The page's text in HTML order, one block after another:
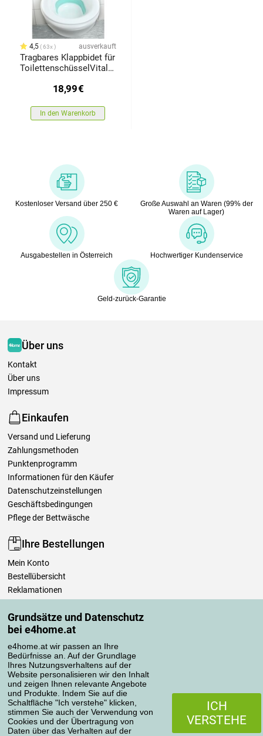
Grundsätze und Datenschutz
bei e4home.at
e4home.at wir passen an Ihre
Bedürfnisse an. Auf der Grundlage
Ihres Nutzungsverhaltens auf der
Website personalisieren wir den Inhalt
und zeigen Ihnen relevante Angebote
und Produkte. Indem Sie auf die
Schaltfläche "Ich verstehe" klicken,
stimmen Sie auch der Verwendung von
Cookies und der Übertragung von
Daten über das Verhalten auf der
ICH
VERSTEHE
4,5 63x ausverkauft
Tragbares Klappbidet für
ToilettenschüsselVital
18,99€
In den Warenkorb
Kostenloser Versand über 250 €
Große Auswahl an Waren (99% der
Waren auf Lager)
Ausgabestellen in Österreich Hochwertiger Kundenservice
Geld-zurück-Garantie
Über uns
Kontakt
Über uns
Impressum
Einkaufen
Versand und Lieferung
Zahlungsmethoden
Punktenprogramm
Informationen für den Käufer
Datenschutzeinstellungen
Geschäftsbedingungen
Pflege der Bettwäsche
Ihre Bestellungen
Mein Konto
Bestellübersicht
Reklamationen
Einfach mehr wissen
Richtlinien zur Verarbeitung von Bewertungen
Transportarten
Zahlungsmethoden